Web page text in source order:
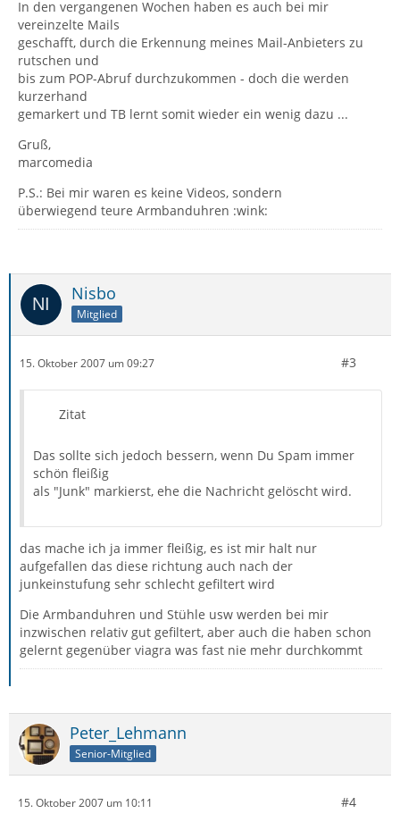
In den vergangenen Wochen haben es auch bei mir
vereinzelte Mails
geschafft, durch die Erkennung meines Mail-Anbieters zu
rutschen und
bis zum POP-Abruf durchzukommen - doch die werden
kurzerhand
gemarkert und TB lernt somit wieder ein wenig dazu ...
Gruß,
marcomedia
P.S.: Bei mir waren es keine Videos, sondern
überwiegend teure Armbanduhren :wink:
Nisbo
Mitglied
15. Oktober 2007 um 09:27 #3
Zitat
Das sollte sich jedoch bessern, wenn Du Spam immer
schön fleißig
als "Junk" markierst, ehe die Nachricht gelöscht wird.
das mache ich ja immer fleißig, es ist mir halt nur
aufgefallen das diese richtung auch nach der
junkeinstufung sehr schlecht gefiltert wird
Die Armbanduhren und Stühle usw werden bei mir
inzwischen relativ gut gefiltert, aber auch die haben schon
gelernt gegenüber viagra was fast nie mehr durchkommt
Peter_Lehmann
Senior-Mitglied
15. Oktober 2007 um 10:11 #4